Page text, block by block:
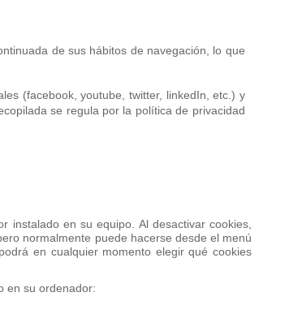
de sus hábitos de navegación, lo que
(facebook, youtube, twitter, linkedIn, etc.) y
se regula por la política de privacidad
instalado en su equipo. Al desactivar cookies,
normalmente puede hacerse desde el menú
en cualquier momento elegir qué cookies
en su ordenador: